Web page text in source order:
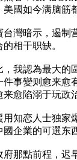
國如今满脑筋
台灣暗示，遏
相干职缺。
，我認為最大的
件事變则愈来愈
来愈陷溺于玩政
用知恋人士独家
企業的可選东
府那點前程，迟